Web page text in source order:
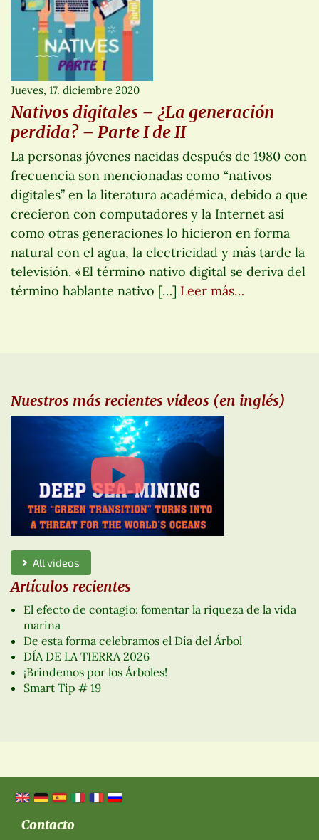
Jueves, 17. diciembre 2020
Nativos digitales – ¿La generación
perdida? – Parte I de II
La personas jóvenes nacidas después de 1980 con
frecuencia son mencionadas como “nativos
digitales” en la literatura académica, debido a que
crecieron con computadores y la Internet así
como otras generaciones lo hicieron en forma
natural con el agua, la electricidad y más tarde la
televisión. «El término nativo digital se deriva del
término hablante nativo […] Leer más…
Nuestros más recientes vídeos (en inglés)
All videos
Artículos recientes
El efecto de contagio: fomentar la riqueza de la vida
marina
De esta forma celebramos el Día del Árbol
DÍA DE LA TIERRA 2026
¡Brindemos por los Árboles!
Smart Tip # 19
Contacto